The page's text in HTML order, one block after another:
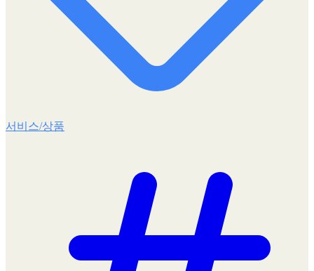
서비스/상품